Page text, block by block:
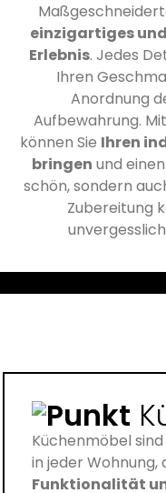
einzigartiges
Erlebnis. Jedes
Ihren
Anordnung
Aufbewahrung.
können Sie Ihren
bringen und
schön, sondern
Zubereitung
Küchenmöbel
in jeder Wohnung,
Funktionalität